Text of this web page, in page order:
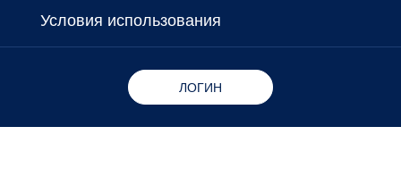
Условия использования
ЛОГИН